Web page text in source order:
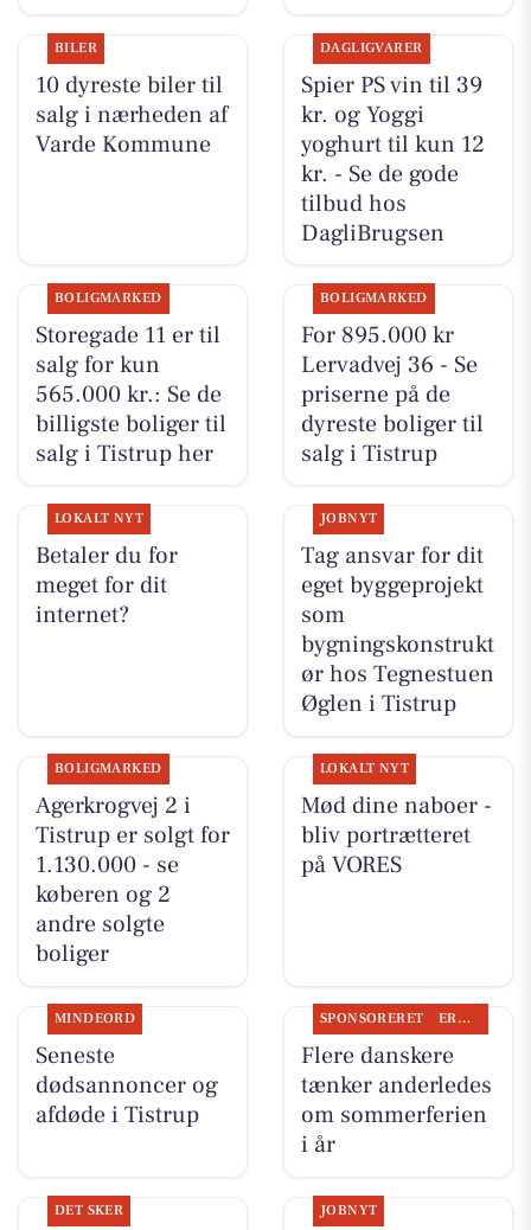
BILER
10 dyreste biler til
salg i nærheden af
Varde Kommune
DAGLIGVARER
Spier PS vin til 39
kr. og Yoggi
yoghurt til kun 12
kr. - Se de gode
tilbud hos
DagliBrugsen
BOLIGMARKED
Storegade 11 er til
salg for kun
565.000 kr.: Se de
billigste boliger til
salg i Tistrup her
BOLIGMARKED
For 895.000 kr
Lervadvej 36 - Se
priserne på de
dyreste boliger til
salg i Tistrup
LOKALT NYT
Betaler du for
meget for dit
internet?
JOBNYT
Tag ansvar for dit
eget byggeprojekt
som
bygningskonstrukt
ør hos Tegnestuen
Øglen i Tistrup
BOLIGMARKED
Agerkrogvej 2 i
Tistrup er solgt for
1.130.000 - se
køberen og 2
andre solgte
boliger
LOKALT NYT
Mød dine naboer -
bliv portrætteret
på VORES
MINDEORD
Seneste
dødsannoncer og
afdøde i Tistrup
SPONSORERET ERHVERV
Flere danskere
tænker anderledes
om sommerferien
i år
DET SKER JOBNYT